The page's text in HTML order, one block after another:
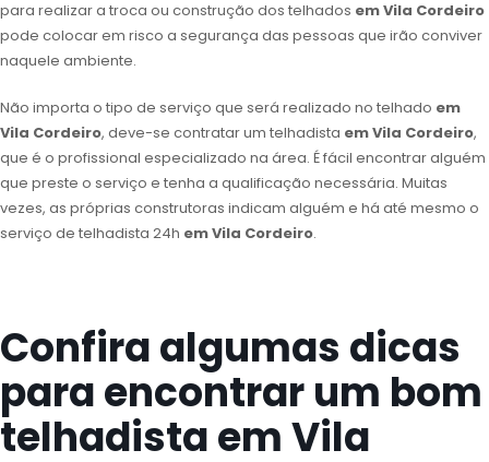
para realizar a troca ou construção dos telhados em Vila Cordeiro
pode colocar em risco a segurança das pessoas que irão conviver
naquele ambiente.
Não importa o tipo de serviço que será realizado no telhado em
Vila Cordeiro, deve-se contratar um telhadista em Vila Cordeiro,
que é o profissional especializado na área. É fácil encontrar alguém
que preste o serviço e tenha a qualificação necessária. Muitas
vezes, as próprias construtoras indicam alguém e há até mesmo o
serviço de telhadista 24h em Vila Cordeiro.
Confira algumas dicas
para encontrar um bom
telhadista em Vila